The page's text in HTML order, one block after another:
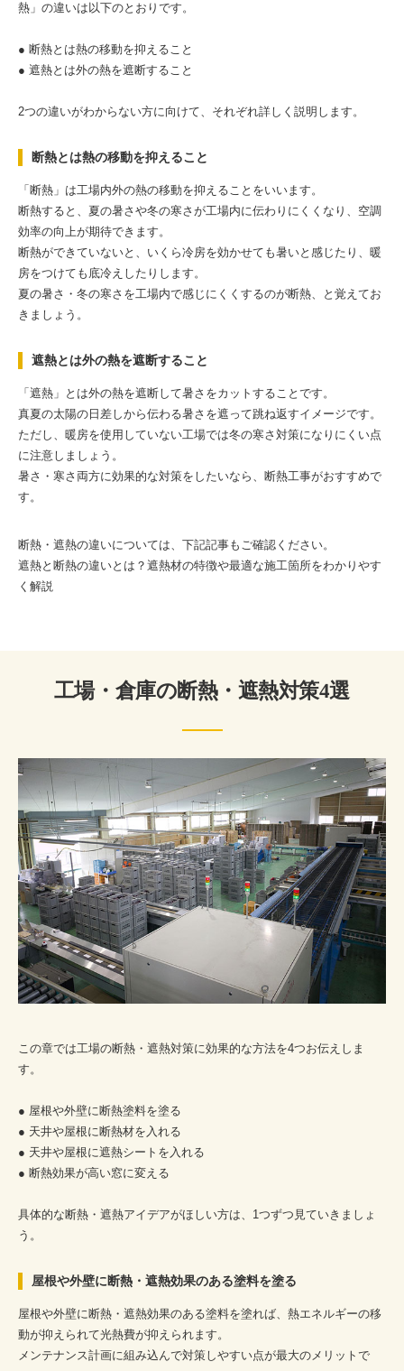
熱」の違いは以下のとおりです。
● 断熱とは熱の移動を抑えること
● 遮熱とは外の熱を遮断すること
2つの違いがわからない方に向けて、それぞれ詳しく説明します。
断熱とは熱の移動を抑えること
「断熱」は工場内外の熱の移動を抑えることをいいます。
断熱すると、夏の暑さや冬の寒さが工場内に伝わりにくくなり、空調
効率の向上が期待できます。
断熱ができていないと、いくら冷房を効かせても暑いと感じたり、暖
房をつけても底冷えしたりします。
夏の暑さ・冬の寒さを工場内で感じにくくするのが断熱、と覚えてお
きましょう。
遮熱とは外の熱を遮断すること
「遮熱」とは外の熱を遮断して暑さをカットすることです。
真夏の太陽の日差しから伝わる暑さを遮って跳ね返すイメージです。
ただし、暖房を使用していない工場では冬の寒さ対策になりにくい点
に注意しましょう。
暑さ・寒さ両方に効果的な対策をしたいなら、断熱工事がおすすめで
す。
断熱・遮熱の違いについては、下記記事もご確認ください。
遮熱と断熱の違いとは？遮熱材の特徴や最適な施工箇所をわかりやす
く解説
工場・倉庫の断熱・遮熱対策4選
この章では工場の断熱・遮熱対策に効果的な方法を4つお伝えしま
す。
● 屋根や外壁に断熱塗料を塗る
● 天井や屋根に断熱材を入れる
● 天井や屋根に遮熱シートを入れる
● 断熱効果が高い窓に変える
具体的な断熱・遮熱アイデアがほしい方は、1つずつ見ていきましょ
う。
屋根や外壁に断熱・遮熱効果のある塗料を塗る
屋根や外壁に断熱・遮熱効果のある塗料を塗れば、熱エネルギーの移
動が抑えられて光熱費が抑えられます。
メンテナンス計画に組み込んで対策しやすい点が最大のメリットで